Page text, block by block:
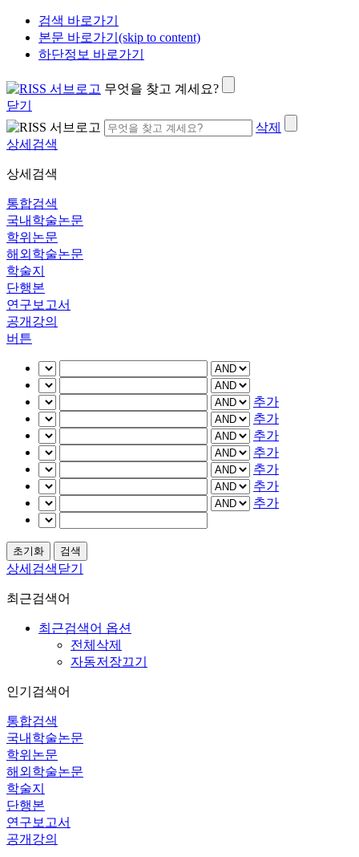
검색 바로가기
본문 바로가기(skip to content)
하단정보 바로가기
무엇을 찾고 계세요?
닫기
삭제
상세검색
상세검색
통합검색
국내학술논문
학위논문
해외학술논문
학술지
단행본
연구보고서
공개강의
버튼
추가
추가
추가
추가
추가
추가
추가
상세검색닫기
최근검색어
최근검색어 옵션
전체삭제
자동저장끄기
인기검색어
통합검색
국내학술논문
학위논문
해외학술논문
학술지
단행본
연구보고서
공개강의